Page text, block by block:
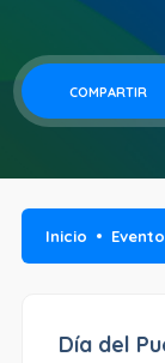
COMPARTIR
Inicio
Día del